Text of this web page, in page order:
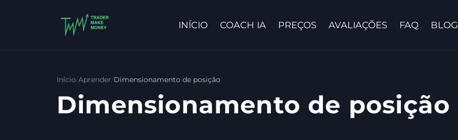
Fale conosco
INÍCIO COACH IA PREÇOS AVALIAÇÕES FAQ BLOG
Início/Aprender/Dimensionamento de posição
Dimensionamento de posição